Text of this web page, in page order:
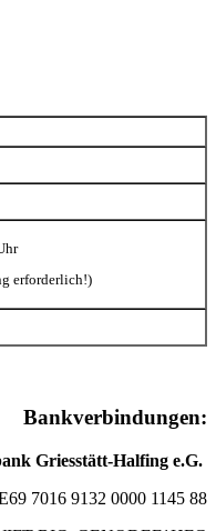
erforderlich!)
Bankverbindungen:
Griesstätt-Halfing e.G.
7016 9132 0000 1145 88